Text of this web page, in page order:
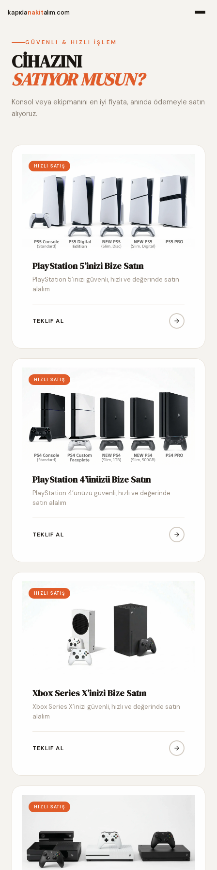
kapıdanakitalım.com
Alım
GÜVENLI & HIZLI İŞLEM
CİHAZINI
SATIYOR MUSUN?
Konsol veya ekipmanını en iyi fiyata, anında ödemeyle satın
alıyoruz.
HIZLI SATIŞ
PlayStation 5’inizi Bize Satın
PlayStation 5’inizi güvenli, hızlı ve değerinde satın
alalım
TEKLIF AL
HIZLI SATIŞ
PlayStation 4’ünüzü Bize Satın
PlayStation 4’ünüzü güvenli, hızlı ve değerinde
satın alalım
TEKLIF AL
HIZLI SATIŞ
Xbox Series X’inizi Bize Satın
Xbox Series X’inizi güvenli, hızlı ve değerinde satın
alalım
TEKLIF AL
HIZLI SATIŞ